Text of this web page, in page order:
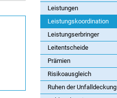
Leistungen
Leistungskoordination
Leistungserbringer
Leitentscheide
Prämien
Risikoausgleich
Ruhen der Unfalldeckung